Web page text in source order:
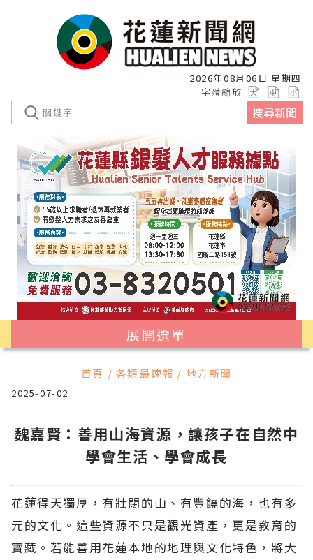
2026年08月06日 星期四
字體縮放
搜尋新聞
展開選單
首頁 / 各類最速報 / 地方新聞
2025-07-02
魏嘉賢：善用山海資源，讓孩子在自然中
學會生活、學會成長
花蓮得天獨厚，有壯闊的山、有豐饒的海，也有多
元的文化。這些資源不只是觀光資產，更是教育的
寶藏。若能善用花蓮本地的地理與文化特色，將大